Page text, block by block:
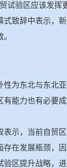
试验区应该发挥
致辞中表示，
为东北与东北
能力也有必要
示，当前自贸
在发展瓶颈，
区提升战略，